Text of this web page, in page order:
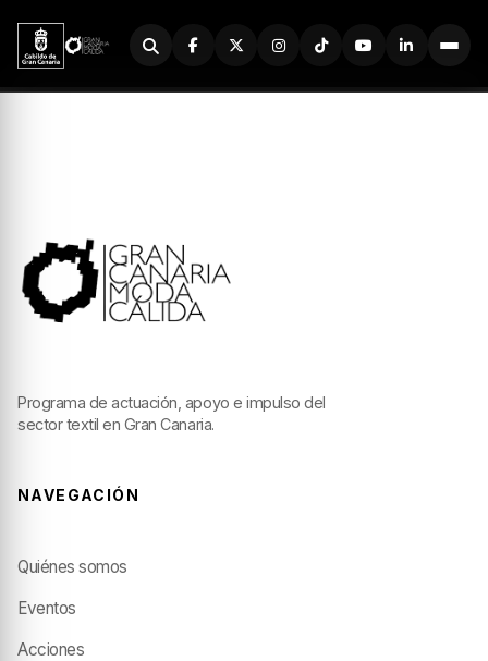
Buscador
Programa de actuación, apoyo e impulso del
sector textil en Gran Canaria.
NAVEGACIÓN
Quiénes somos
Eventos
Acciones